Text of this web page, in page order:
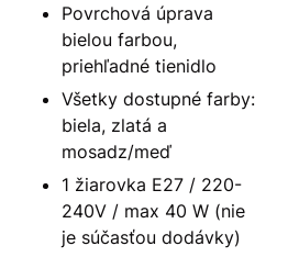
Povrchová úprava
bielou farbou,
priehľadné tienidlo
Všetky dostupné farby:
biela, zlatá a
mosadz/meď
1 žiarovka E27 / 220-
240V / max 40 W (nie
je súčasťou dodávky)